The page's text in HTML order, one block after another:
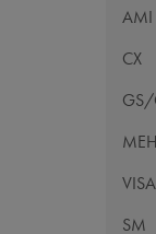
AMI
CX
GS/
VISA
SM